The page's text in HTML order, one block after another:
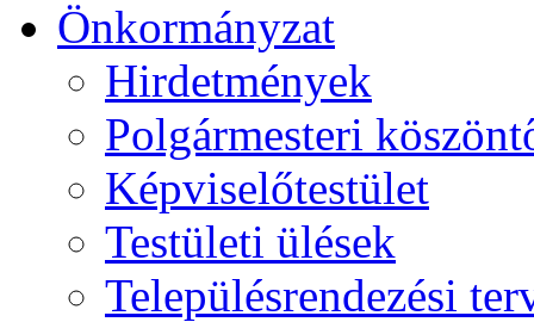
Önkormányzat
Hirdetmények
Polgármesteri
Képviselőtestület
Testületi ülések
Településrendezési